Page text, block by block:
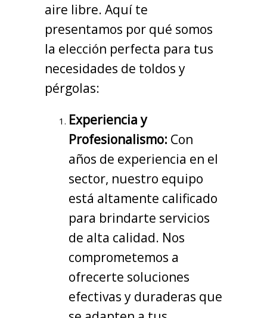
aire libre. Aquí te
presentamos por qué somos
la elección perfecta para tus
necesidades de toldos y
pérgolas:
Experiencia y
Profesionalismo: Con
años de experiencia en el
sector, nuestro equipo
está altamente calificado
para brindarte servicios
de alta calidad. Nos
comprometemos a
ofrecerte soluciones
efectivas y duraderas que